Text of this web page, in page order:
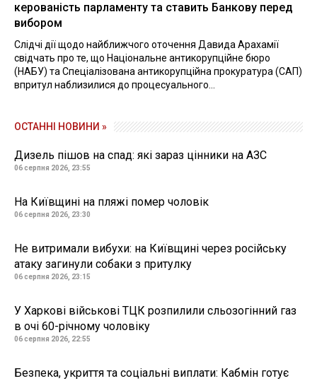
керованість парламенту та ставить Банкову перед
вибором
Слідчі дії щодо найближчого оточення Давида Арахамії
свідчать про те, що Національне антикорупційне бюро
(НАБУ) та Спеціалізована антикорупційна прокуратура (САП)
впритул наблизилися до процесуального...
ОСТАННІ НОВИНИ »
Дизель пішов на спад: які зараз цінники на АЗС
06 серпня 2026, 23:55
На Київщині на пляжі помер чоловік
06 серпня 2026, 23:30
Не витримали вибухи: на Київщині через російську
атаку загинули собаки з притулку
06 серпня 2026, 23:15
У Харкові військові ТЦК розпилили сльозогінний газ
в очі 60-річному чоловіку
06 серпня 2026, 22:55
Безпека, укриття та соціальні виплати: Кабмін готує